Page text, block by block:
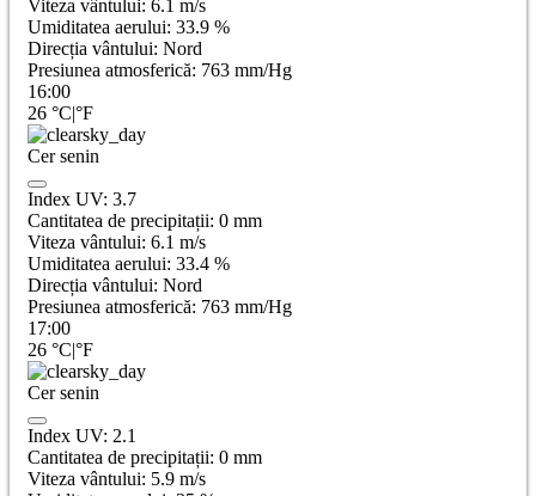
Viteza vântului: 6.1 m/s
Umiditatea aerului: 33.9 %
Direcția vântului: Nord
Presiunea atmosferică: 763 mm/Hg
16:00
26 °C|°F
Cer senin
Index UV: 3.7
Cantitatea de precipitații: 0 mm
Viteza vântului: 6.1 m/s
Umiditatea aerului: 33.4 %
Direcția vântului: Nord
Presiunea atmosferică: 763 mm/Hg
17:00
26 °C|°F
Cer senin
Index UV: 2.1
Cantitatea de precipitații: 0 mm
Viteza vântului: 5.9 m/s